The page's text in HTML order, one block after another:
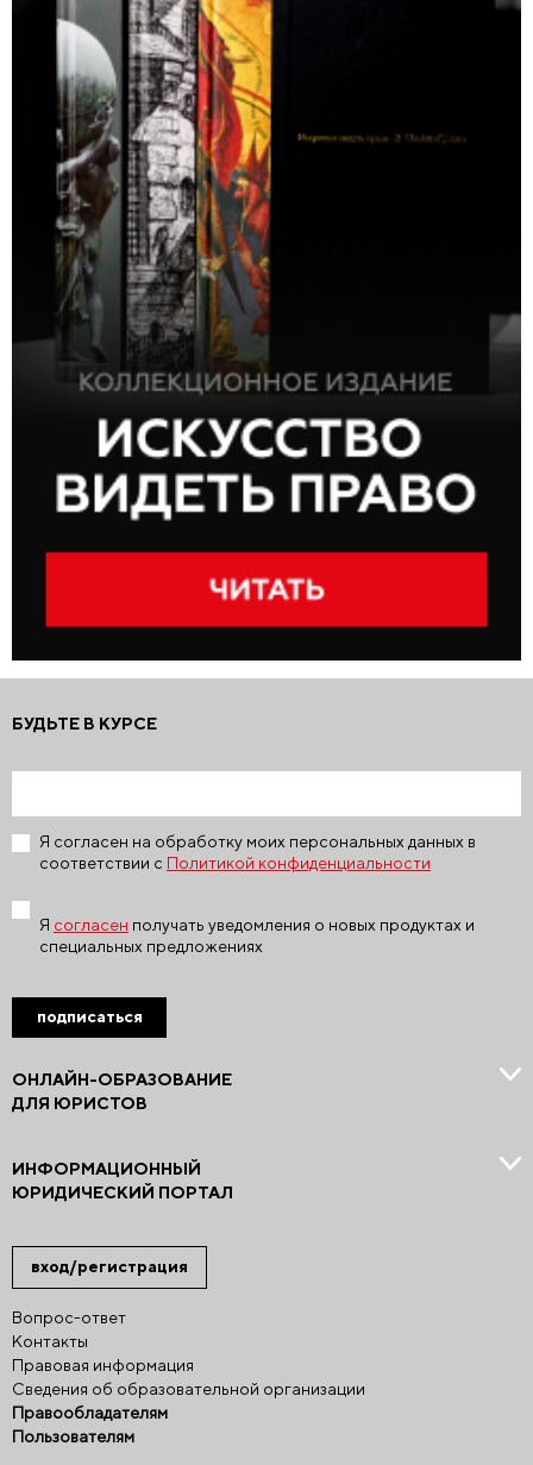
вход/регистрация
Вопрос-ответ
Контакты
Правовая информация
Сведения об образовательной организации
Правообладателям
Пользователям
ОНЛАЙН-ОБРАЗОВАНИЕ
ДЛЯ ЮРИСТОВ
ИНФОРМАЦИОННЫЙ
ЮРИДИЧЕСКИЙ ПОРТАЛ
БУДЬТЕ В КУРСЕ
Я согласен на обработку моих персональных данных в
соответствии с Политикой конфиденциальности
Я согласен получать уведомления о новых продуктах и
специальных предложениях
подписаться